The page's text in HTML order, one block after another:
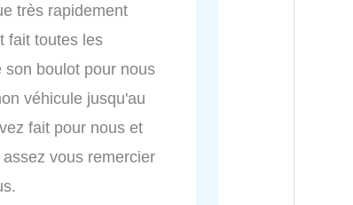
très rapidement
fait toutes les
boulot pour nous
véhicule jusqu'au
fait pour nous et
vous remercier